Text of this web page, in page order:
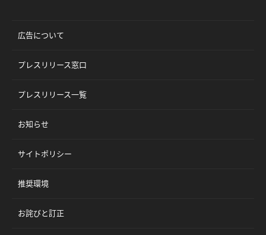
広告について
プレスリリース窓口
プレスリリース一覧
お知らせ
サイトポリシー
推奨環境
お詫びと訂正